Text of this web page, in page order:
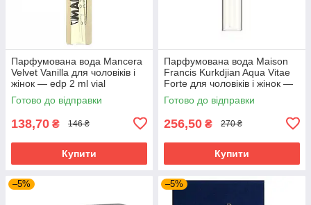
Парфумована вода Mancera
Velvet Vanilla для чоловіків і
жінок — edp 2 ml vial
Готово до відправки
138,70 ₴ 146 ₴
Купити
Парфумована вода Maison
Francis Kurkdjian Aqua Vitae
Forte для чоловіків і жінок —
edp 2 ml vial
Готово до відправки
256,50 ₴ 270 ₴
Купити
–5% –5%